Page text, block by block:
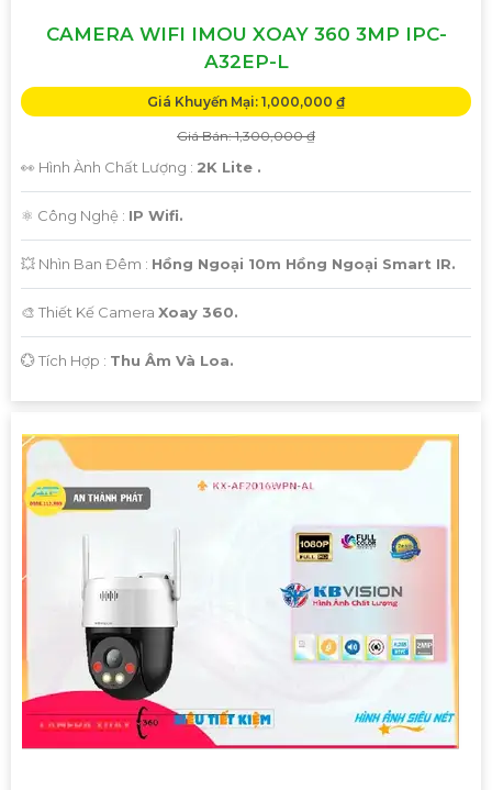
CAMERA WIFI IMOU XOAY 360 3MP IPC-
A32EP-L
Giá Khuyến Mại: 1,000,000 ₫
Giá Bán: 1,300,000 ₫
👀 Hình Ành Chất Lượng : 2K Lite .
⚛️ Công Nghệ : IP Wifi.
💥 Nhìn Ban Đêm : Hồng Ngoại 10m Hồng Ngoại Smart IR.
🎨 Thiết Kế Camera Xoay 360.
️💮 Tích Hợp : Thu Âm Và Loa.